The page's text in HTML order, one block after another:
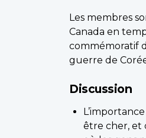
Les membres
Canada en
commémoratif
guerre de
Discussion
être cher, et